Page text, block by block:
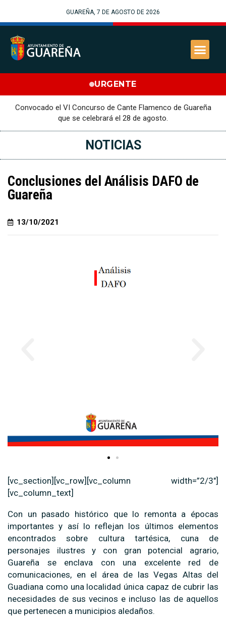
GUAREÑA, 7 DE AGOSTO DE 2026
URGENTE
Convocado el VI Concurso de Cante Flamenco de Guareña
que se celebrará el 28 de agosto.
NOTICIAS
Conclusiones del Análisis DAFO de
Guareña
13/10/2021
[vc_section][vc_row][vc_column width=”2/3″]
[vc_column_text]
Con un pasado histórico que lo remonta a épocas
importantes y así lo reflejan los últimos elementos
encontrados sobre cultura tartésica, cuna de
personajes ilustres y con gran potencial agrario,
Guareña se enclava con una excelente red de
comunicaciones, en el área de las Vegas Altas del
Guadiana como una localidad única capaz de cubrir las
necesidades de sus vecinos e incluso las de aquellos
que pertenecen a municipios aledaños.